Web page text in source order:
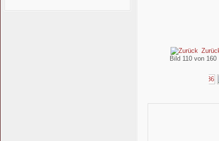
Bild 110 von